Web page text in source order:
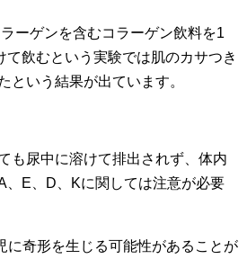
ーゲンを含むコラーゲン飲料を1
て飲むという実験では肌のカサつき
という結果が出ています。
も尿中に溶けて排出されず、体内
、E、D、Kに関しては注意が必要
に奇形を生じる可能性があることが